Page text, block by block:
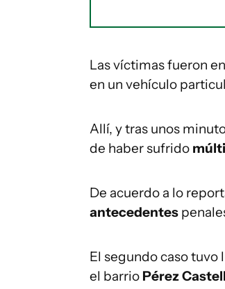
Las víctimas fueron
en un vehículo
Allí, y tras unos
de haber sufrido
De acuerdo a lo
antecedentes
El segundo caso tuvo
el barrio Pérez